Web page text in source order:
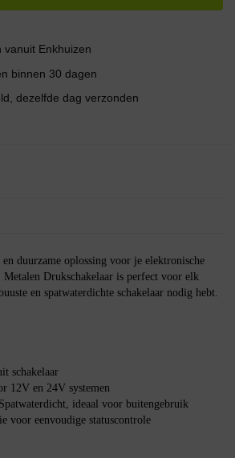
vanuit Enkhuizen
binnen 30 dagen
dezelfde dag verzonden
duurzame oplossing voor je elektronische
Drukschakelaar is perfect voor elk
en spatwaterdichte schakelaar nodig hebt.
schakelaar
12V en 24V systemen
ideaal voor buitengebruik
voor eenvoudige statuscontrole